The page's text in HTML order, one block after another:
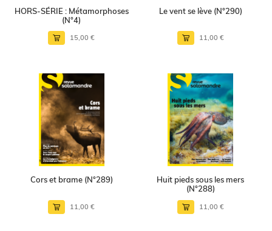
HORS-SÉRIE : Métamorphoses
(N°4)
15,00 €
Le vent se lève (N°290)
11,00 €
Cors et brame (N°289)
11,00 €
Huit pieds sous les mers
(N°288)
11,00 €